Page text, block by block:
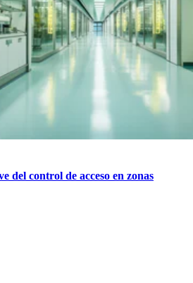
del control de acceso en zonas